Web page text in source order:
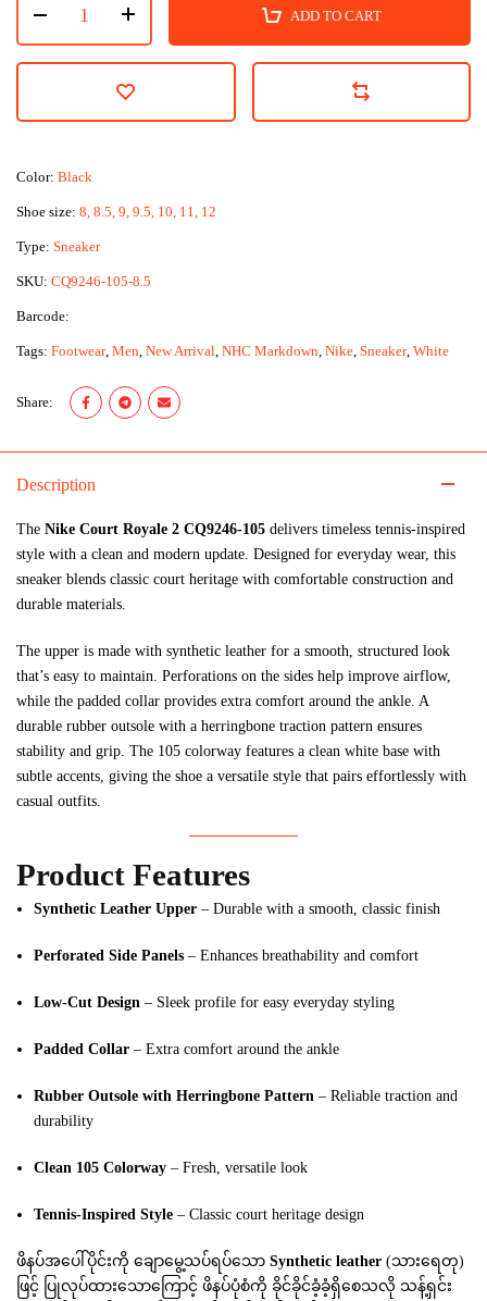
ADD TO CART
Color: Black
Shoe size: 8, 8.5, 9, 9.5, 10, 11, 12
Type: Sneaker
SKU: CQ9246-105-8.5
Barcode:
Tags: Footwear, Men New Arrival NHC Markdown Nike Sneaker, White
Share:
Description
The Nike Court Royale 2 CQ9246-105 delivers timeless tennis-inspired
style with a clean and modern update. Designed for everyday wear, this
sneaker blends classic court heritage with comfortable construction and
durable materials.
The upper is made with synthetic leather for a smooth, structured look
that’s easy to maintain. Perforations on the sides help improve airflow,
while the padded collar provides extra comfort around the ankle. A
durable rubber outsole with a herringbone traction pattern ensures
stability and grip. The 105 colorway features a clean white base with
subtle accents, giving the shoe a versatile style that pairs effortlessly with
casual outfits.
Product Features
Synthetic Leather Upper – Durable with a smooth, classic finish
Perforated Side Panels – Enhances breathability and comfort
Low-Cut Design – Sleek profile for easy everyday styling
Padded Collar – Extra comfort around the ankle
Rubber Outsole with Herringbone Pattern – Reliable traction and
durability
Clean 105 Colorway – Fresh, versatile look
Tennis-Inspired Style – Classic court heritage design
ဖိနပ်အပေါ်ပိုင်းကို ချောမွေ့သပ်ရပ်သော Synthetic leather (သားရေတု)
ဖြင့် ပြုလုပ်ထားသောကြောင့် ဖိနပ်ပုံစံကို ခိုင်ခိုင်ခံ့ခံ့ရှိစေသလို သန့်ရှင်း